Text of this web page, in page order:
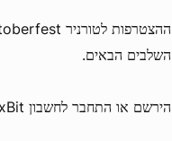
השלבים הבאים.
הירשם או התחבר לחשבון 1xBit שלך.